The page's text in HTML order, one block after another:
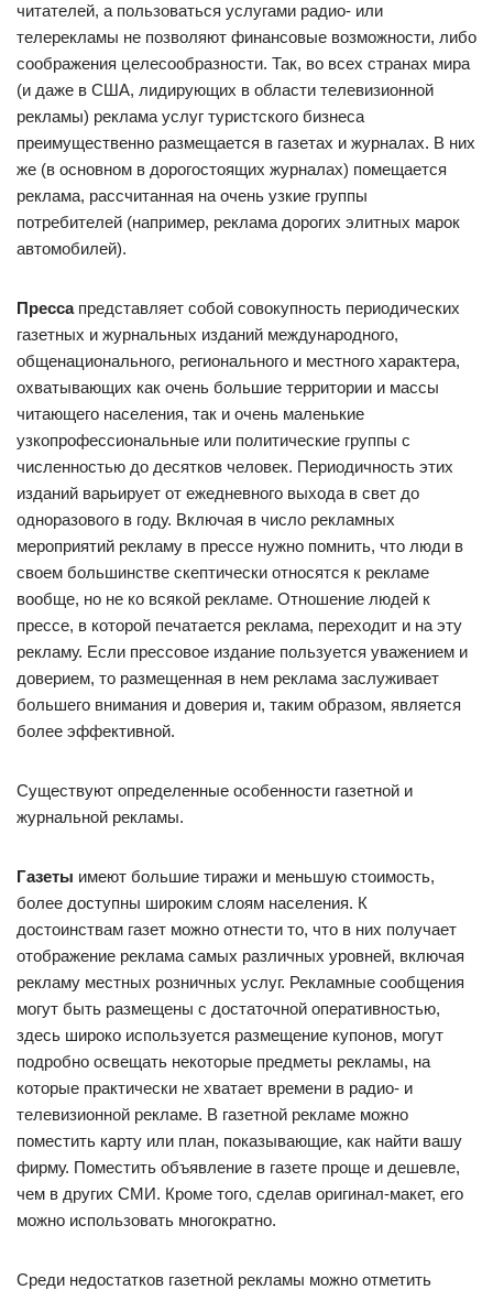
читателей, а пользоваться услугами радио- или
телерекламы не позволяют финансовые возможности, либо
соображения целесообразности. Так, во всех странах мира
(и даже в США, лидирующих в области телевизионной
рекламы) реклама услуг туристского бизнеса
преимущественно размещается в газетах и журналах. В них
же (в основном в дорогостоящих журналах) помещается
реклама, рассчитанная на очень узкие группы
потребителей (например, реклама дорогих элитных марок
автомобилей).
Прессапредставляет собой совокупность периодических
газетных и журнальных изданий международного,
общенационального, регионального и местного характера,
охватывающих как очень большие территории и массы
читающего населения, так и очень маленькие
узкопрофессиональные или политические группы с
численностью до десятков человек. Периодичность этих
изданий варьирует от ежедневного выхода в свет до
одноразового в году. Включая в число рекламных
мероприятий рекламу в прессе нужно помнить, что люди в
своем большинстве скептически относятся к рекламе
вообще, но не ко всякой рекламе. Отношение людей к
прессе, в которой печатается реклама, переходит и на эту
рекламу. Если прессовое издание пользуется уважением и
доверием, то размещенная в нем реклама заслуживает
большего внимания и доверия и, таким образом, является
более эффективной.
Существуют определенные особенности газетной и
журнальной рекламы.
Газеты имеют большие тиражи и меньшую стоимость,
более доступны широким слоям населения. К
достоинствам газет можно отнести то, что в них получает
отображение реклама самых различных уровней, включая
рекламу местных розничных услуг. Рекламные сообщения
могут быть размещены с достаточной оперативностью,
здесь широко используется размещение купонов, могут
подробно освещать некоторые предметы рекламы, на
которые практически не хватает времени в радио- и
телевизионной рекламе. В газетной рекламе можно
поместить карту или план, показывающие, как найти вашу
фирму. Поместить объявление в газете проще и дешевле,
чем в других СМИ. Кроме того, сделав оригинал-макет, его
можно использовать многократно.
Среди недостатков газетной рекламы можно отметить